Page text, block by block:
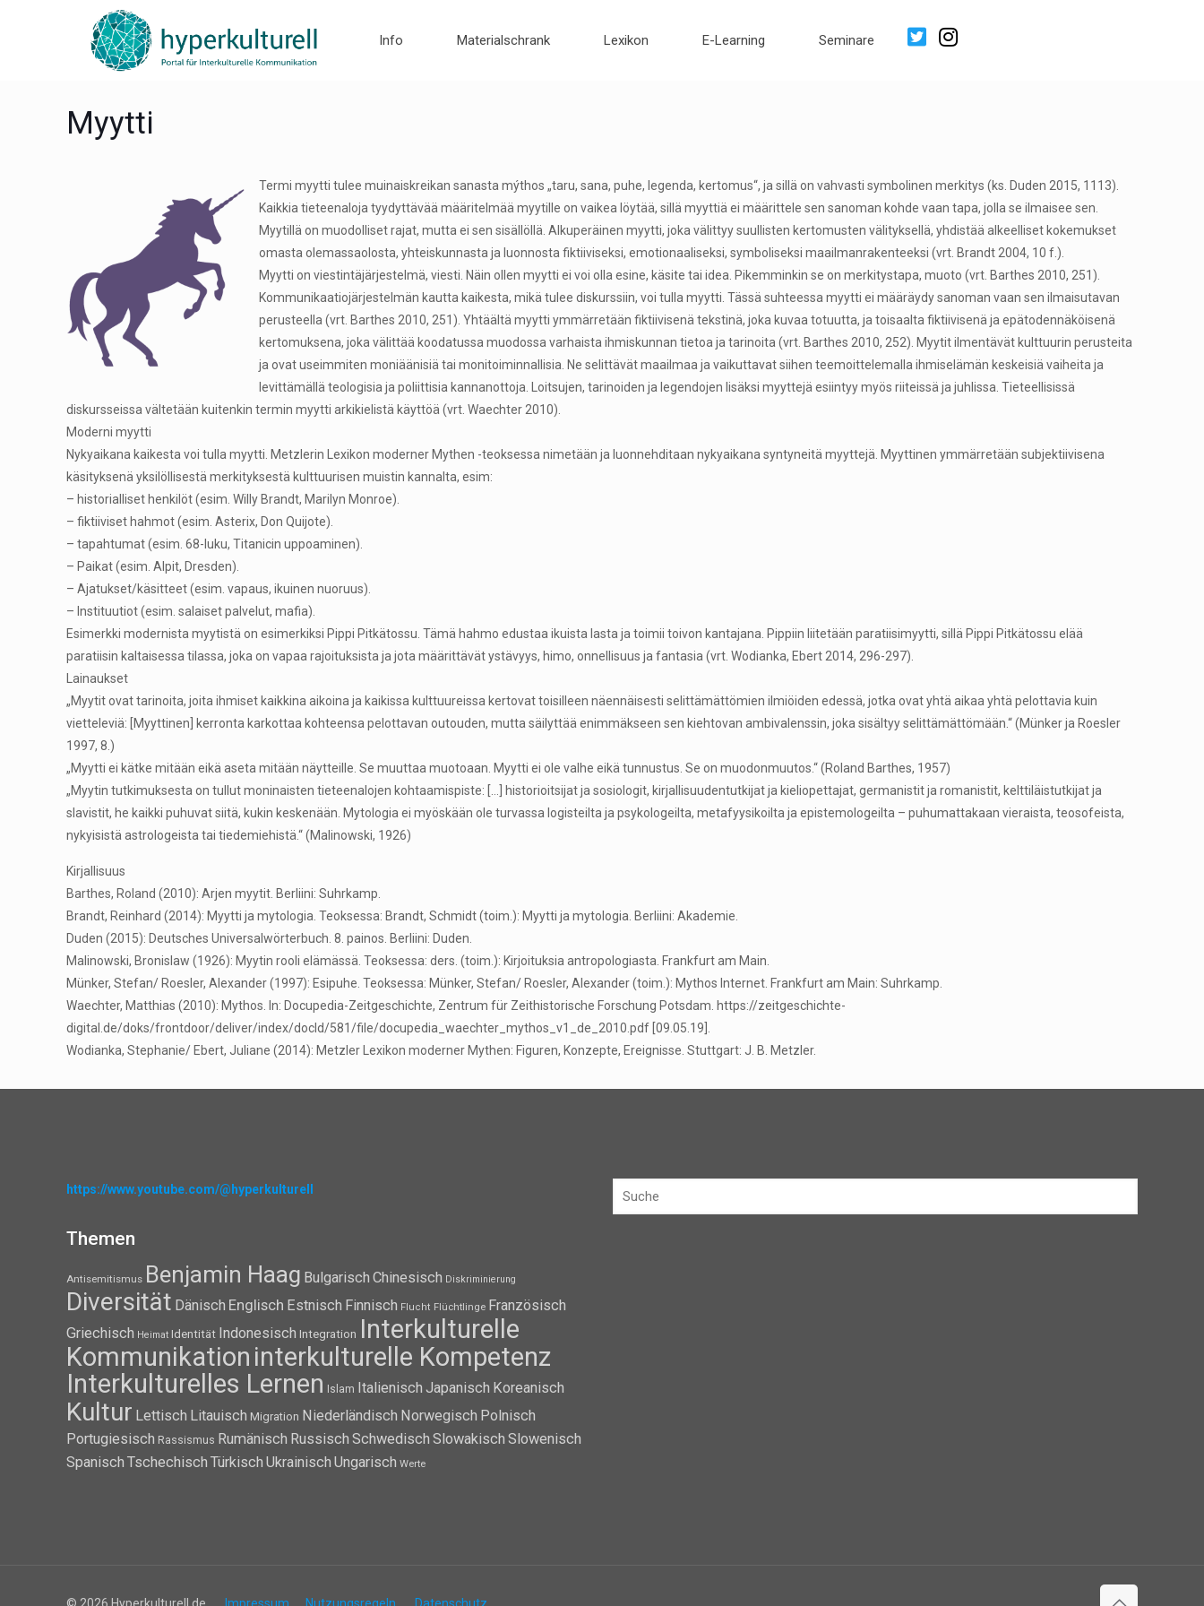
Info Materialschrank Lexikon E-Learning Seminare
Myytti
Termi myytti tulee muinaiskreikan sanasta mýthos „taru, sana, puhe, legenda, kertomus“, ja sillä on vahvasti symbolinen merkitys (ks. Duden 2015, 1113).
Kaikkia tieteenaloja tyydyttävää määritelmää myytille on vaikea löytää, sillä myyttiä ei määrittele sen sanoman kohde vaan tapa, jolla se ilmaisee sen.
Myytillä on muodolliset rajat, mutta ei sen sisällöllä. Alkuperäinen myytti, joka välittyy suullisten kertomusten välityksellä, yhdistää alkeelliset kokemukset
omasta olemassaolosta, yhteiskunnasta ja luonnosta fiktiiviseksi, emotionaaliseksi, symboliseksi maailmanrakenteeksi (vrt. Brandt 2004, 10 f.).
Myytti on viestintäjärjestelmä, viesti. Näin ollen myytti ei voi olla esine, käsite tai idea. Pikemminkin se on merkitystapa, muoto (vrt. Barthes 2010, 251).
Kommunikaatiojärjestelmän kautta kaikesta, mikä tulee diskurssiin, voi tulla myytti. Tässä suhteessa myytti ei määräydy sanoman vaan sen ilmaisutavan
perusteella (vrt. Barthes 2010, 251). Yhtäältä myytti ymmärretään fiktiivisenä tekstinä, joka kuvaa totuutta, ja toisaalta fiktiivisenä ja epätodennäköisenä
kertomuksena, joka välittää koodatussa muodossa varhaista ihmiskunnan tietoa ja tarinoita (vrt. Barthes 2010, 252). Myytit ilmentävät kulttuurin perusteita
ja ovat useimmiten moniäänisiä tai monitoiminnallisia. Ne selittävät maailmaa ja vaikuttavat siihen teemoittelemalla ihmiselämän keskeisiä vaiheita ja
levittämällä teologisia ja poliittisia kannanottoja. Loitsujen, tarinoiden ja legendojen lisäksi myyttejä esiintyy myös riiteissä ja juhlissa. Tieteellisissä
diskursseissa vältetään kuitenkin termin myytti arkikielistä käyttöä (vrt. Waechter 2010).
Moderni myytti
Nykyaikana kaikesta voi tulla myytti. Metzlerin Lexikon moderner Mythen -teoksessa nimetään ja luonnehditaan nykyaikana syntyneitä myyttejä. Myyttinen ymmärretään subjektiivisena
käsityksenä yksilöllisestä merkityksestä kulttuurisen muistin kannalta, esim:
– historialliset henkilöt (esim. Willy Brandt, Marilyn Monroe).
– fiktiiviset hahmot (esim. Asterix, Don Quijote).
– tapahtumat (esim. 68-luku, Titanicin uppoaminen).
– Paikat (esim. Alpit, Dresden).
– Ajatukset/käsitteet (esim. vapaus, ikuinen nuoruus).
– Instituutiot (esim. salaiset palvelut, mafia).
Esimerkki modernista myytistä on esimerkiksi Pippi Pitkätossu. Tämä hahmo edustaa ikuista lasta ja toimii toivon kantajana. Pippiin liitetään paratiisimyytti, sillä Pippi Pitkätossu elää
paratiisin kaltaisessa tilassa, joka on vapaa rajoituksista ja jota määrittävät ystävyys, himo, onnellisuus ja fantasia (vrt. Wodianka, Ebert 2014, 296-297).
Lainaukset
„Myytit ovat tarinoita, joita ihmiset kaikkina aikoina ja kaikissa kulttuureissa kertovat toisilleen näennäisesti selittämättömien ilmiöiden edessä, jotka ovat yhtä aikaa yhtä pelottavia kuin
vietteleviä: [Myyttinen] kerronta karkottaa kohteensa pelottavan outouden, mutta säilyttää enimmäkseen sen kiehtovan ambivalenssin, joka sisältyy selittämättömään.“ (Münker ja Roesler
1997, 8.)
„Myytti ei kätke mitään eikä aseta mitään näytteille. Se muuttaa muotoaan. Myytti ei ole valhe eikä tunnustus. Se on muodonmuutos.“ (Roland Barthes, 1957)
„Myytin tutkimuksesta on tullut moninaisten tieteenalojen kohtaamispiste: […] historioitsijat ja sosiologit, kirjallisuudentutkijat ja kieliopettajat, germanistit ja romanistit, kelttiläistutkijat ja
slavistit, he kaikki puhuvat siitä, kukin keskenään. Mytologia ei myöskään ole turvassa logisteilta ja psykologeilta, metafyysikoilta ja epistemologeilta – puhumattakaan vieraista, teosofeista,
nykyisistä astrologeista tai tiedemiehistä.“ (Malinowski, 1926)
Kirjallisuus
Barthes, Roland (2010): Arjen myytit. Berliini: Suhrkamp.
Brandt, Reinhard (2014): Myytti ja mytologia. Teoksessa: Brandt, Schmidt (toim.): Myytti ja mytologia. Berliini: Akademie.
Duden (2015): Deutsches Universalwörterbuch. 8. painos. Berliini: Duden.
Malinowski, Bronislaw (1926): Myytin rooli elämässä. Teoksessa: ders. (toim.): Kirjoituksia antropologiasta. Frankfurt am Main.
Münker, Stefan/ Roesler, Alexander (1997): Esipuhe. Teoksessa: Münker, Stefan/ Roesler, Alexander (toim.): Mythos Internet. Frankfurt am Main: Suhrkamp.
Waechter, Matthias (2010): Mythos. In: Docupedia-Zeitgeschichte, Zentrum für Zeithistorische Forschung Potsdam. https://zeitgeschichte-
digital.de/doks/frontdoor/deliver/index/docId/581/file/docupedia_waechter_mythos_v1_de_2010.pdf [09.05.19].
Wodianka, Stephanie/ Ebert, Juliane (2014): Metzler Lexikon moderner Mythen: Figuren, Konzepte, Ereignisse. Stuttgart: J. B. Metzler.
https://www.youtube.com/@hyperkulturell
Themen
Antisemitismus Benjamin Haag Bulgarisch Chinesisch Diskriminierung
Diversität Dänisch Englisch Estnisch Finnisch Flucht Flüchtlinge Französisch
Griechisch Heimat Identität Indonesisch Integration Interkulturelle
Kommunikation interkulturelle Kompetenz
Interkulturelles Lernen
Islam Italienisch Japanisch Koreanisch
Kultur Lettisch Litauisch Migration Niederländisch Norwegisch Polnisch
Portugiesisch Rassismus Rumänisch Russisch Schwedisch Slowakisch Slowenisch
Spanisch Tschechisch Türkisch Ukrainisch Ungarisch Werte